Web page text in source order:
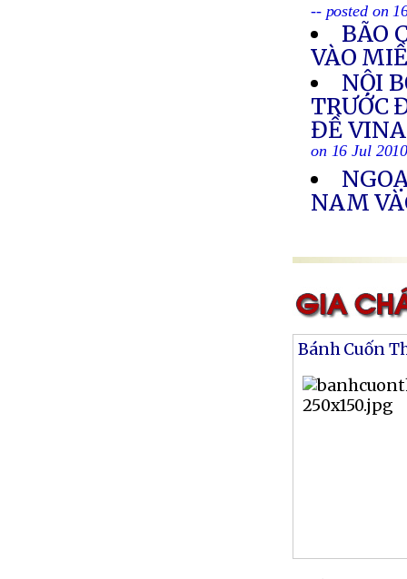
-- posted on
BÃO
VÀO
NỘI
TRƯỚC
ĐỀ
on 16 Jul
NAM
Bánh Cuốn